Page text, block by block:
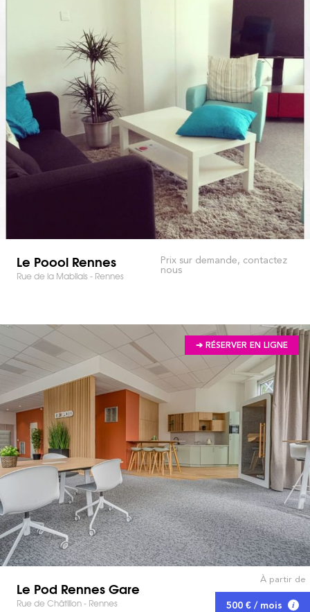
Le Poool Rennes
Rue de la Mabilais - Rennes
Prix sur demande, contactez
nous
➔ RÉSERVER EN LIGNE
Le Pod Rennes Gare
Rue de Châtillon - Rennes
À partir de
500 € / mois